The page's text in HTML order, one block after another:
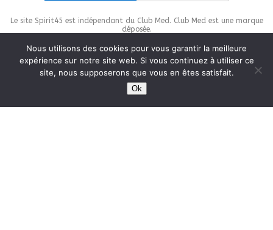
Le site Spirit45 est indépendant du Club Med. Club Med est une marque
déposée.
This site is protected bywp-copyrightpro.com
Nous utilisons des cookies pour vous garantir la meilleure
expérience sur notre site web. Si vous continuez à utiliser ce
site, nous supposerons que vous en êtes satisfait.
Ok